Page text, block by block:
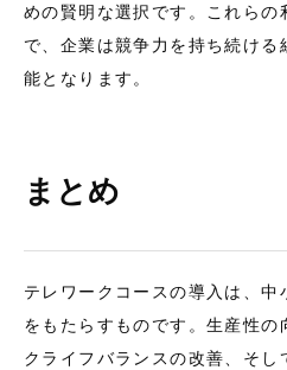
めの賢明な選択です。これらの
で、企業は競争力を持ち続け
能となります。
まとめ
テレワークコースの導入は、中
をもたらすものです。生産性の
クライフバランスの改善、そし